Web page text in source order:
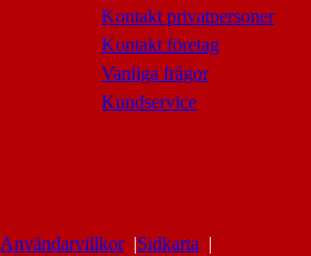
Kontakt privatpersoner
Kontakt företag
Vanliga frågor
Kundservice
Användarvillkor Sidkarta